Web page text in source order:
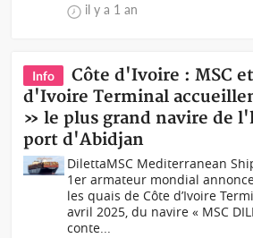
il y a 1 an
Info
Côte d'Ivoire : MSC
d'Ivoire Terminal
» le plus grand navire de
port d'Abidjan
DilettaMSC Mediterranean
1er armateur mondial
les quais de Côte d’Ivoire
avril 2025, du navire « MSC
conte...